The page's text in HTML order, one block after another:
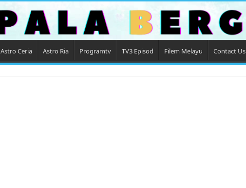
Astro Ceria Astro Ria Programtv TV3 Episod Filem Melayu Contact Us